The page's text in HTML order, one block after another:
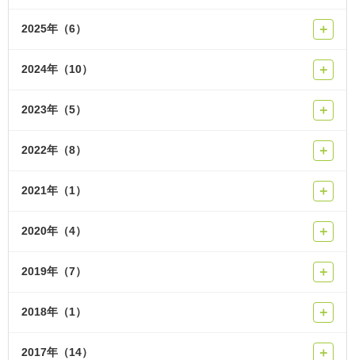
2025年（6） ＋
2024年（10） ＋
2023年（5） ＋
2022年（8） ＋
2021年（1） ＋
2020年（4） ＋
2019年（7） ＋
2018年（1） ＋
2017年（14） ＋